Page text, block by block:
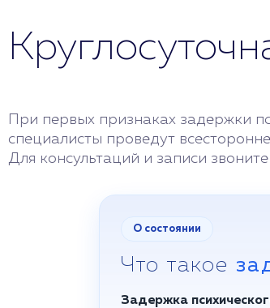
При первых признаках задержки
специалисты проведут
Для консультаций и записи
О состоянии
Что такое
Задержка